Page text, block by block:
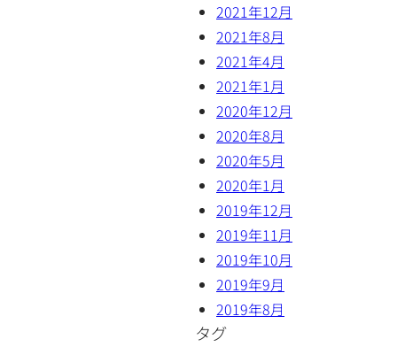
2021年12月
2021年8月
2021年4月
2021年1月
2020年12月
2020年8月
2020年5月
2020年1月
2019年12月
2019年11月
2019年10月
2019年9月
2019年8月
タグ